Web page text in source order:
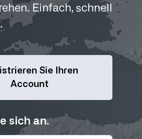
Einfach, schnell
Sie Ihren
Account
sich an.